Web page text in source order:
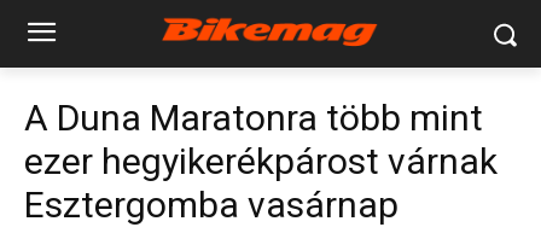
A Duna Maratonra több mint
ezer hegyikerékpárost várnak
Esztergomba vasárnap